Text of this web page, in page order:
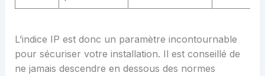
L’indice IP est donc un paramètre incontournable
pour sécuriser votre installation. Il est conseillé de
ne jamais descendre en dessous des normes